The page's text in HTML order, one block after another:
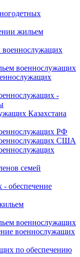
жильем
военнослужащих
военнослужащих
-
Казахстана
РФ
США
семей
обеспечение
военнослужащих
военнослужащих
по обеспечению